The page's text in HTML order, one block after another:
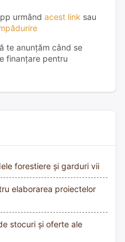
urmând acest link sau
te anunțăm când se
finanțare pentru
forestiere și garduri vii
elaborarea proiectelor
stocuri și oferte ale